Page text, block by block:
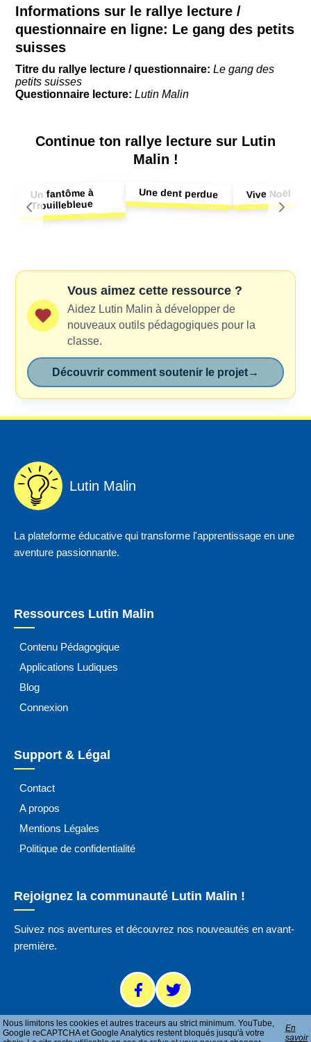
Informations sur le rallye lecture /
questionnaire en ligne: Le gang des petits
suisses
Titre du rallye lecture / questionnaire:Le gang des
petits suisses
Questionnaire lecture:Lutin Malin
Continue ton rallye lecture sur Lutin
Malin !
Un fantôme à
Trouillebleue
Une dent perdue Vive Noël
Vous aimez cette ressource ?
Aidez Lutin Malin à développer de
nouveaux outils pédagogiques pour la
classe.
Découvrir comment soutenir le projet→
Nous limitons les cookies et autres traceurs au strict minimum. YouTube,
Google reCAPTCHA et Google Analytics restent bloqués jusqu'à votre
En
savoir
Lutin Malin
La plateforme éducative qui transforme l'apprentissage en une
aventure passionnante.
Ressources Lutin Malin
Contenu Pédagogique
Applications Ludiques
Blog
Connexion
Support & Légal
Contact
A propos
Mentions Légales
Politique de confidentialité
Rejoignez la communauté Lutin Malin !
Suivez nos aventures et découvrez nos nouveautés en avant-
première.